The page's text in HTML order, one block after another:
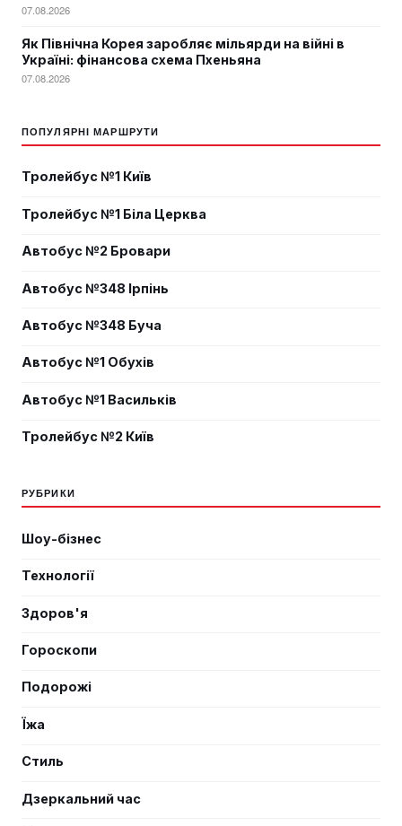
07.08.2026
Як Північна Корея заробляє мільярди на війні в
Україні: фінансова схема Пхеньяна
07.08.2026
ПОПУЛЯРНІ МАРШРУТИ
Тролейбус №1 Київ
Тролейбус №1 Біла Церква
Автобус №2 Бровари
Автобус №348 Ірпінь
Автобус №348 Буча
Автобус №1 Обухів
Автобус №1 Васильків
Тролейбус №2 Київ
РУБРИКИ
Шоу-бізнес
Технології
Здоров'я
Гороскопи
Подорожі
Їжа
Стиль
Дзеркальний час